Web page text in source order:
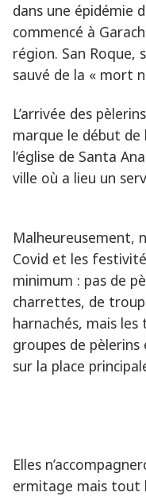
dans une épidémie
commencé à
région. San Roque,
sauvé de la « mort
L’arrivée des
marque le début de
l’église de Santa
ville où a lieu un
Malheureusement,
Covid et les
minimum : pas de
charrettes, de
harnachés, mais
groupes de
sur la place
Elles
ermitage mais tout